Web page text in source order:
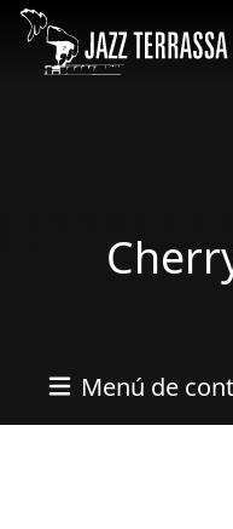
Vés al contingut
Menú de